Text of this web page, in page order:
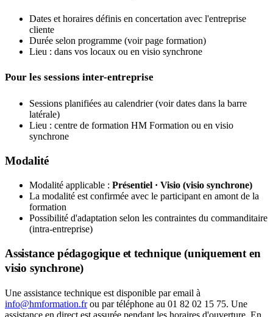
Dates et horaires définis en concertation avec l'entreprise
cliente
Durée selon programme (voir page formation)
Lieu : dans vos locaux ou en visio synchrone
Pour les sessions inter-entreprise
Sessions planifiées au calendrier (voir dates dans la barre
latérale)
Lieu : centre de formation HM Formation ou en visio
synchrone
Modalité
Modalité applicable : Présentiel · Visio (visio synchrone)
La modalité est confirmée avec le participant en amont de la
formation
Possibilité d'adaptation selon les contraintes du commanditaire
(intra-entreprise)
Assistance pédagogique et technique (uniquement en
visio synchrone)
Une assistance technique est disponible par email à
info@hmformation.frou par téléphone au 01 82 02 15 75. Une
assistance en direct est assurée pendant les horaires d'ouverture. En